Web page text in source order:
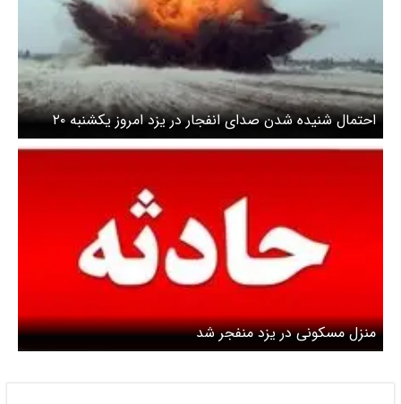
احتمال شنیده شدن صدای انفجار در یزد امروز یکشنبه ۲۰
اردیبهشت/ شهروندان نگران نباشند
منزل مسکونی در یزد منفجر شد